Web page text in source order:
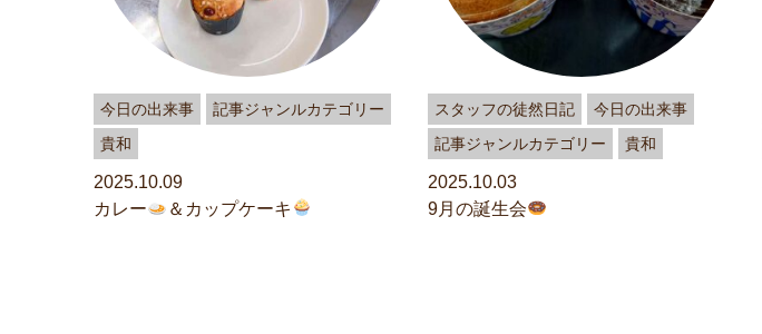
今日の出来事
記事ジャンルカテゴリー
貴和
2025.10.09
カレー
＆カップケーキ
スタッフの徒然日記
今日の出来事
記事ジャンルカテゴリー
貴和
2025.10.03
9月の誕生会